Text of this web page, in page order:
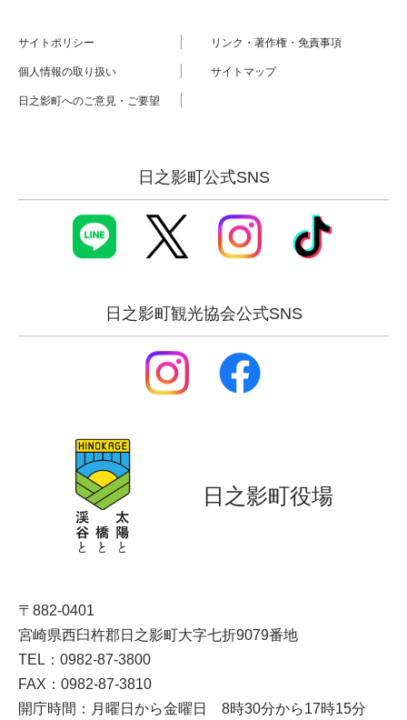
サイトポリシー リンク・著作権・免責事項
個人情報の取り扱い サイトマップ
日之影町へのご意見・ご要望
日之影町公式SNS
日之影町観光協会公式SNS
日之影町役場
〒882-0401
宮崎県西臼杵郡日之影町大字七折9079番地
TEL：0982-87-3800
FAX：0982-87-3810
開庁時間：月曜日から金曜日 8時30分から17時15分